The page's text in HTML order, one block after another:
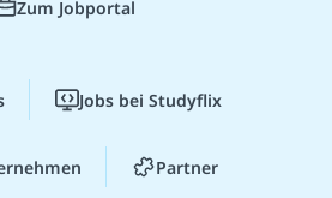
Zum Jobportal
Jobs bei Studyflix
Partner